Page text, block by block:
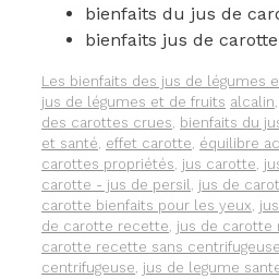
bienfaits du jus de
bienfaits jus de carotte
Catégories
Les bienfaits des jus de légumes
jus de légumes et de fruits alcalin,
des carottes crues, bienfaits du
et santé, effet carotte, équilibre
carottes propriétés, jus carotte,
carotte - jus de persil, jus de
carotte bienfaits pour les yeux,
de carotte recette, jus de carotte
carotte recette sans centrifugeuse
centrifugeuse, jus de legume